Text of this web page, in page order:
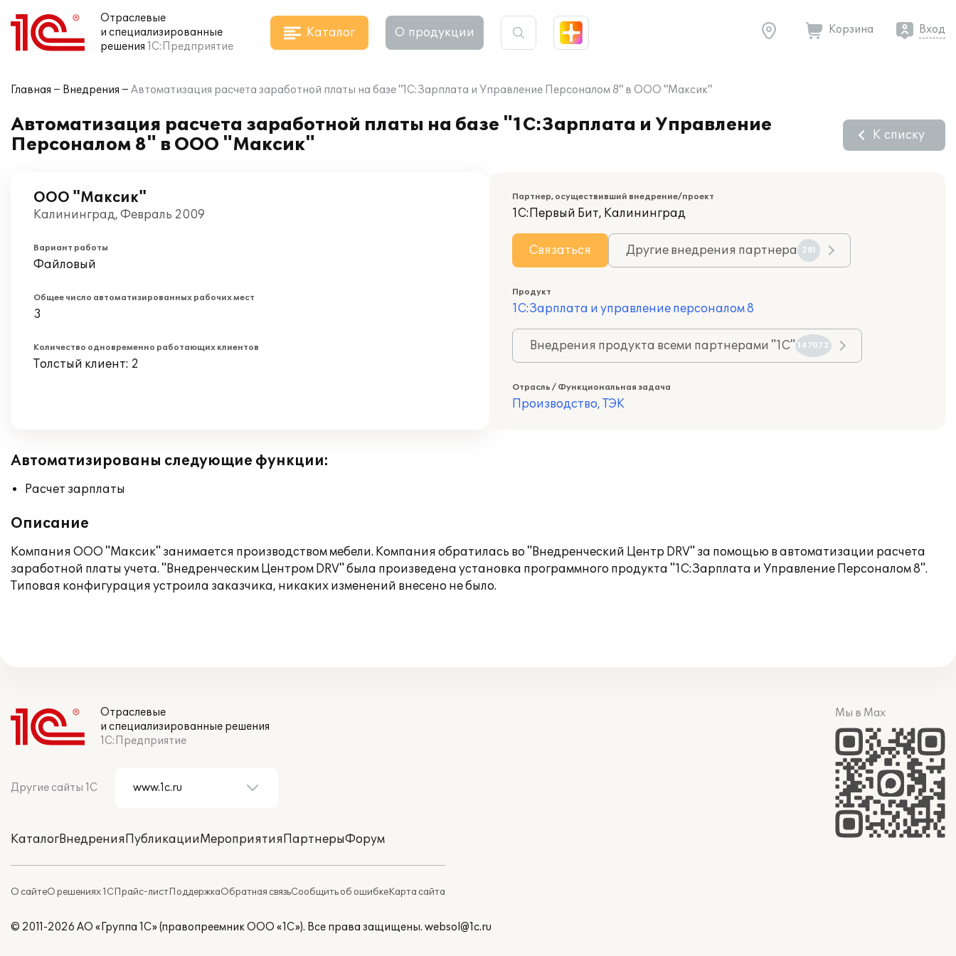
Отраслевые
и специализированные
решения 1С:Предприятие
Каталог О продукции Корзина Вход
Главная Внедрения Автоматизация расчета заработной платы на базе "1С:Зарплата и Управление Персоналом 8" в ООО "Максик"
Автоматизация расчета заработной платы на базе "1С:Зарплата и Управление
Персоналом 8" в ООО "Максик"
К списку
ООО "Максик"
Калининград, Февраль 2009
Вариант работы
Файловый
Общее число автоматизированных рабочих мест
3
Количество одновременно работающих клиентов
Толстый клиент: 2
Партнер, осуществивший внедрение/проект
1С:Первый Бит, Калининград
Связаться Другие внедрения партнера 281
Продукт
1С:Зарплата и управление персоналом 8
Внедрения продукта всеми партнерами "1С" 147072
Отрасль / Функциональная задача
Производство, ТЭК
Автоматизированы следующие функции:
Расчет зарплаты
Описание
Компания ООО "Максик" занимается производством мебели. Компания обратилась во "Внедренческий Центр DRV" за помощью в автоматизации расчета
заработной платы учета. "Внедренческим Центром DRV" была произведена установка программного продукта "1С:Зарплата и Управление Персоналом 8".
Типовая конфигурация устроила заказчика, никаких изменений внесено не было.
Отраслевые
и специализированные решения
1С:Предприятие
Другие сайты 1С
КаталогВнедренияПубликацииМероприятияПартнерыФорум
О сайтеО решениях 1СПрайс-листПоддержкаОбратная связьСообщить об ошибкеКарта сайта
Мы в Max
© 2011-2026 АО «Группа 1С» (правопреемник ООО «1С»). Все права защищены. websol@1c.ru